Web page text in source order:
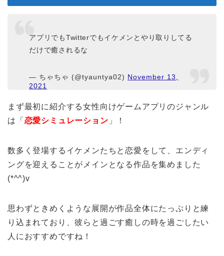
アプリでもTwitterでもイケメンとやり取りしてる
だけで癒されるな
— ちゃちゃ (@tyauntya02) November 13,
2021
まず最初に紹介する女性向けゲームアプリのジャンル
は「 恋愛シミュレーション 」！
数多く登場するイケメンたちと恋愛をして、エンディ
ングを迎えることがメインとなる作品を集めました
(*^^)v
思わずときめくような展開が作品全体にたっぷりと練
り込まれており、彼らと過ごす癒しの時を過ごしたい
人におすすめですね！